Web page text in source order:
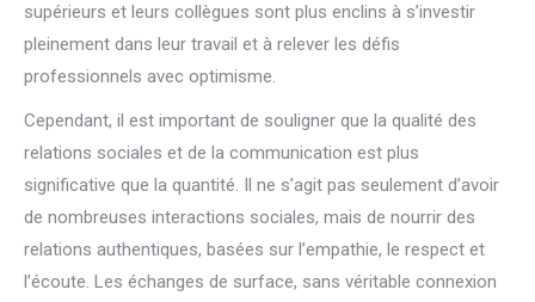
supérieurs et leurs collègues sont plus enclins à s’investir
pleinement dans leur travail et à relever les défis
professionnels avec optimisme.
Cependant, il est important de souligner que la qualité des
relations sociales et de la communication est plus
significative que la quantité. Il ne s’agit pas seulement d’avoir
de nombreuses interactions sociales, mais de nourrir des
relations authentiques, basées sur l’empathie, le respect et
l’écoute. Les échanges de surface, sans véritable connexion